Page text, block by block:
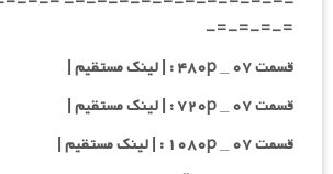
=-=-=-=-
قسمت ۰۷ _ ۴۸۰p : | لینک مستقیم |
قسمت ۰۷ _ ۷۲۰p : | لینک مستقیم |
قسمت ۰۷ _ ۱۰۸۰p : | لینک مستقیم |